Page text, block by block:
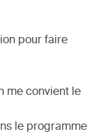
pour faire
me convient le
le programme